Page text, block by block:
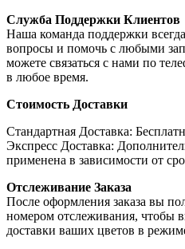
Служба Поддержки Клиентов
Наша команда поддержки
вопросы и помочь с любыми
можете связаться с нами по
в любое время.
Стоимость Доставки
Стандартная Доставка:
Экспресс Доставка:
применена в зависимости от
Отслеживание Заказа
После оформления заказа вы
номером отслеживания, чтобы
доставки ваших цветов в